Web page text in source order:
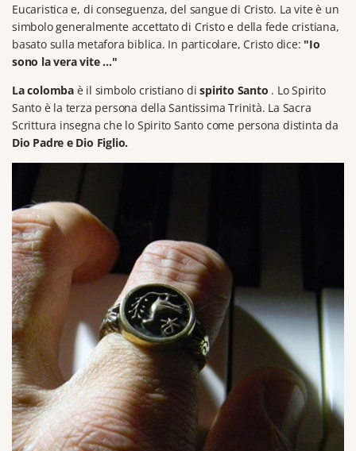
Eucaristica e, di conseguenza, del sangue di Cristo. La vite è un
simbolo generalmente accettato di Cristo e della fede cristiana,
basato sulla metafora biblica. In particolare, Cristo dice: "Io
sono la vera vite ..."
La colombaè il simbolo cristiano di spirito Santo . Lo Spirito
Santo è la terza persona della Santissima Trinità. La Sacra
Scrittura insegna che lo Spirito Santo come persona distinta da
Dio Padre e Dio Figlio.